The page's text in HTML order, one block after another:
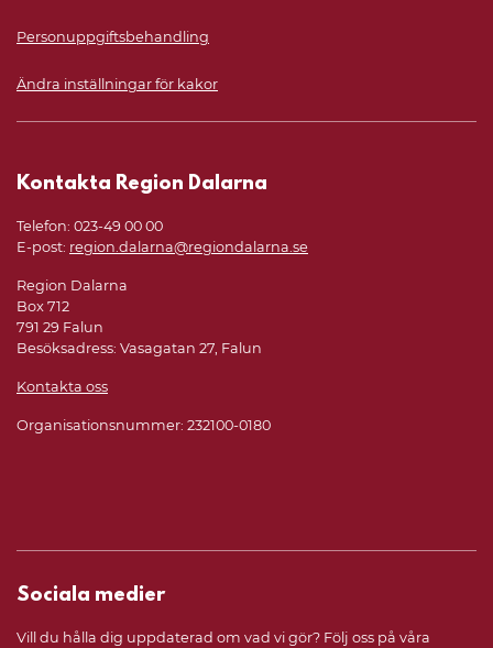
Personuppgiftsbehandling
Ändra inställningar för kakor
Kontakta Region Dalarna
Telefon: 023-49 00 00
E-post: region.dalarna@regiondalarna.se
Region Dalarna
Box 712
791 29 Falun
Besöksadress: Vasagatan 27, Falun
Kontakta oss
Organisationsnummer: 232100-0180
Sociala medier
Vill du hålla dig uppdaterad om vad vi gör? Följ oss på våra